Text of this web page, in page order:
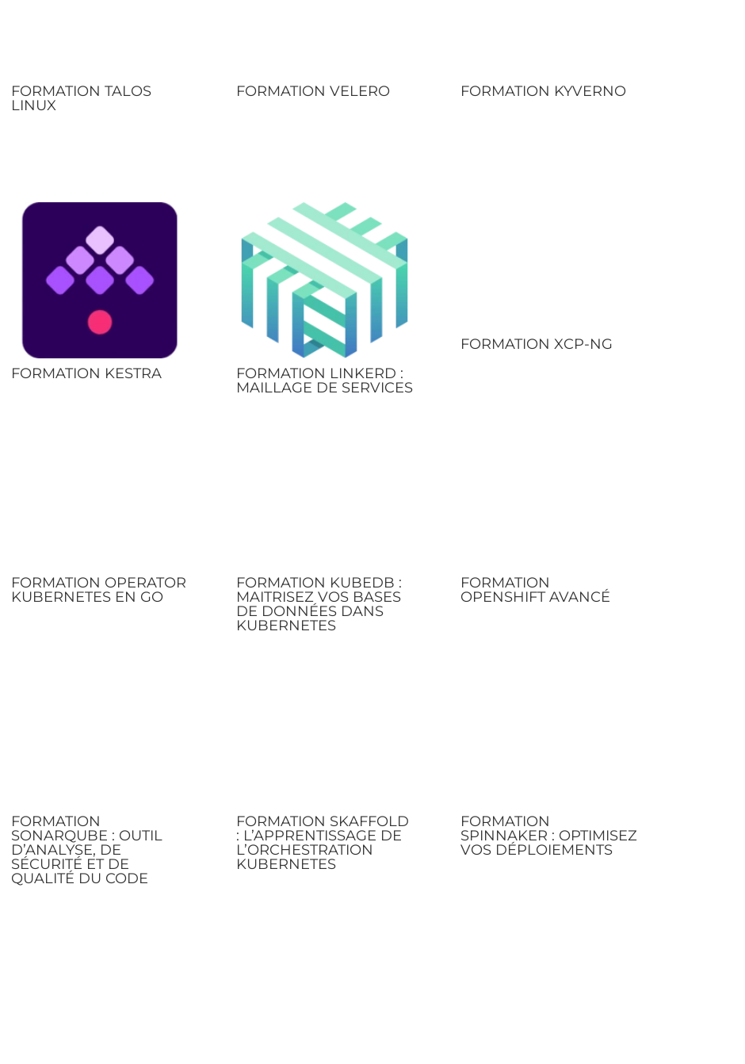
FORMATION TALOS
LINUX
FORMATION VELERO FORMATION KYVERNO
FORMATION KESTRA
FORMATION LINKERD :
MAILLAGE DE SERVICES
FORMATION XCP-NG
FORMATION OPERATOR
KUBERNETES EN GO
FORMATION KUBEDB :
MAITRISEZ VOS BASES
DE DONNÉES DANS
KUBERNETES
FORMATION
OPENSHIFT AVANCÉ
FORMATION
SONARQUBE : OUTIL
D’ANALYSE, DE
SÉCURITÉ ET DE
QUALITÉ DU CODE
FORMATION SKAFFOLD
: L’APPRENTISSAGE DE
L’ORCHESTRATION
KUBERNETES
FORMATION
SPINNAKER : OPTIMISEZ
VOS DÉPLOIEMENTS